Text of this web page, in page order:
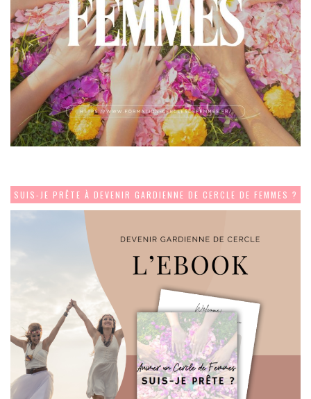
SUIS-JE PRÊTE À DEVENIR GARDIENNE DE CERCLE DE FEMMES ?